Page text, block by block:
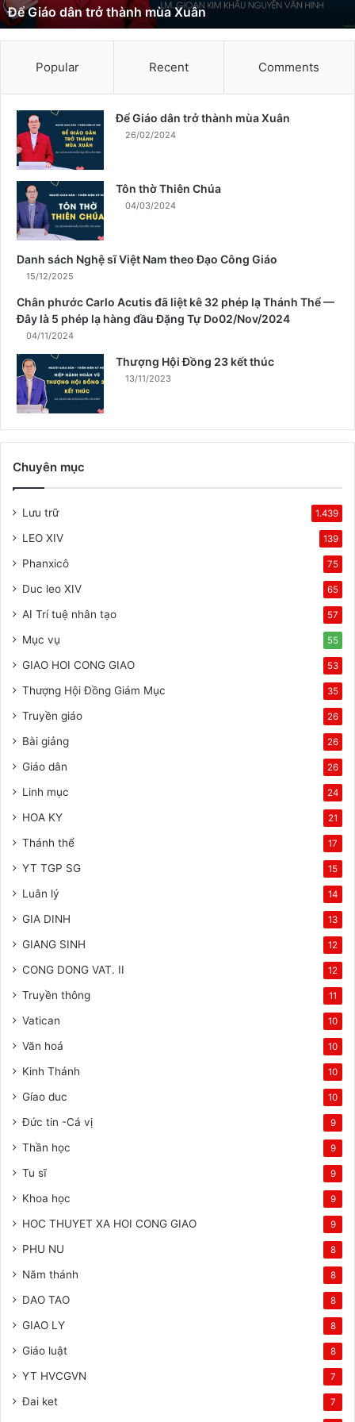
t
r
à
Để Giáo dân trở thành mùa Xuân
Popular Recent Comments
Để Giáo dân trở thành mùa Xuân
26/02/2024
Tôn thờ Thiên Chúa
04/03/2024
Danh sách Nghệ sĩ Việt Nam theo Đạo Công Giáo
15/12/2025
Chân phước Carlo Acutis đã liệt kê 32 phép lạ Thánh Thể —
Đây là 5 phép lạ hàng đầu Đặng Tự Do02/Nov/2024
04/11/2024
Thượng Hội Đồng 23 kết thúc
13/11/2023
Chuyên mục
Lưu trữ 1.439
LEO XIV 139
Phanxicô 75
Duc leo XIV 65
AI Trí tuệ nhân tạo 57
Mục vụ 55
GIAO HOI CONG GIAO 53
Thượng Hội Đồng Giám Mục 35
Truyền giáo 26
Bài giảng 26
Giáo dân 26
Linh mục 24
HOA KY 21
Thánh thể 17
YT TGP SG 15
Luân lý 14
GIA DINH 13
GIANG SINH 12
CONG DONG VAT. II 12
Truyền thông 11
Vatican 10
Văn hoá 10
Kinh Thánh 10
Gíao duc 10
Đức tin -Cá vị 9
Thần học 9
Tu sĩ 9
Khoa học 9
HOC THUYET XA HOI CONG GIAO 9
PHU NU 8
Năm thánh 8
DAO TAO 8
GIAO LY 8
Giáo luật 8
YT HVCGVN 7
Đai ket 7